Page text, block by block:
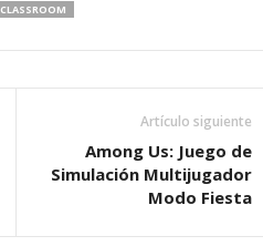
Artículo siguiente
Among Us: Juego de
Simulación Multijugador
Modo Fiesta